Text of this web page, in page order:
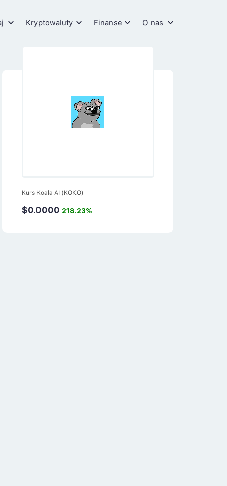
Kryptowaluty Finanse O nas
Kurs Koala AI (KOKO)
$0.0000 218.23%